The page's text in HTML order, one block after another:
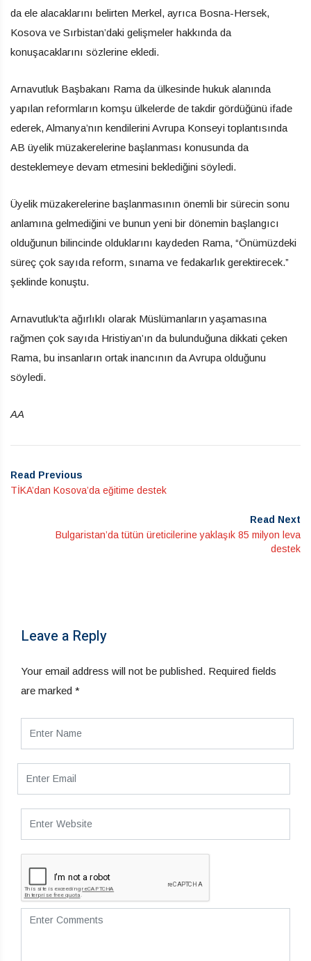
da ele alacaklarını belirten Merkel, ayrıca Bosna-Hersek,
Kosova ve Sırbistan’daki gelişmeler hakkında da
konuşacaklarını sözlerine ekledi.
Arnavutluk Başbakanı Rama da ülkesinde hukuk alanında
yapılan reformların komşu ülkelerde de takdir gördüğünü ifade
ederek, Almanya’nın kendilerini Avrupa Konseyi toplantısında
AB üyelik müzakerelerine başlanması konusunda da
desteklemeye devam etmesini beklediğini söyledi.
Üyelik müzakerelerine başlanmasının önemli bir sürecin sonu
anlamına gelmediğini ve bunun yeni bir dönemin başlangıcı
olduğunun bilincinde olduklarını kaydeden Rama, “Önümüzdeki
süreç çok sayıda reform, sınama ve fedakarlık gerektirecek.”
şeklinde konuştu.
Arnavutluk’ta ağırlıklı olarak Müslümanların yaşamasına
rağmen çok sayıda Hristiyan’ın da bulunduğuna dikkati çeken
Rama, bu insanların ortak inancının da Avrupa olduğunu
söyledi.
AA
Read Previous
TİKA’dan Kosova’da eğitime destek
Read Next
Bulgaristan’da tütün üreticilerine yaklaşık 85 milyon leva
destek
Leave a Reply
Your email address will not be published. Required fields
are marked *